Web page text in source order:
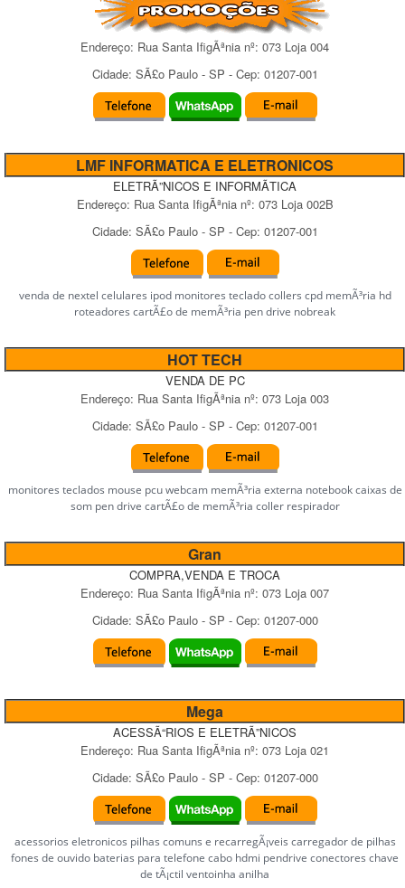
Endereço: Rua Santa IfigÃªnia nº: 073 Loja 004
Cidade: SÃ£o Paulo- SP - Cep: 01207-001
LMF INFORMATICA E ELETRONICOS
ELETRÃ”NICOS E INFORMÃTICA
Endereço: Rua Santa IfigÃªnianº: 073 Loja 002B
Cidade: SÃ£o Paulo- SP - Cep: 01207-001
venda de nextel celulares ipod monitores teclado collers cpd memÃ³ria hd
roteadores cartÃ£o de memÃ³ria pen drive nobreak
HOT TECH
VENDA DE PC
Endereço: Rua Santa IfigÃªnia nº: 073 Loja 003
Cidade: SÃ£o Paulo- SP - Cep: 01207-001
monitores teclados mouse pcu webcam memÃ³ria externa notebook caixas de
som pen drive cartÃ£o de memÃ³ria coller respirador
Gran
COMPRA,VENDA E TROCA
Endereço: Rua Santa IfigÃªnia nº: 073 Loja 007
Cidade: SÃ£o Paulo- SP - Cep: 01207-000
Mega
ACESSÃ“RIOS E ELETRÃ”NICOS
Endereço: Rua Santa IfigÃªnia nº: 073 Loja 021
Cidade: SÃ£o Paulo- SP - Cep: 01207-000
acessorios eletronicos pilhas comuns e recarregÃ¡veis carregador de pilhas
fones de ouvido baterias para telefone cabo hdmi pendrive conectores chave
de tÃ¡ctil ventoinha anilha